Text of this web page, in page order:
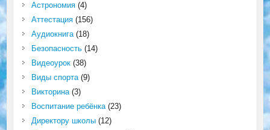
Астрономия(4)
Аттестация(156)
Аудиокнига(18)
Безопасность(14)
Видеоурок(38)
Виды спорта(9)
Викторина(3)
Воспитание ребёнка(23)
Директору школы(12)